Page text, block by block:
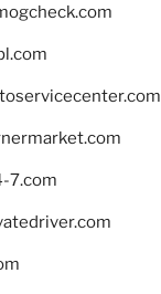
7.com